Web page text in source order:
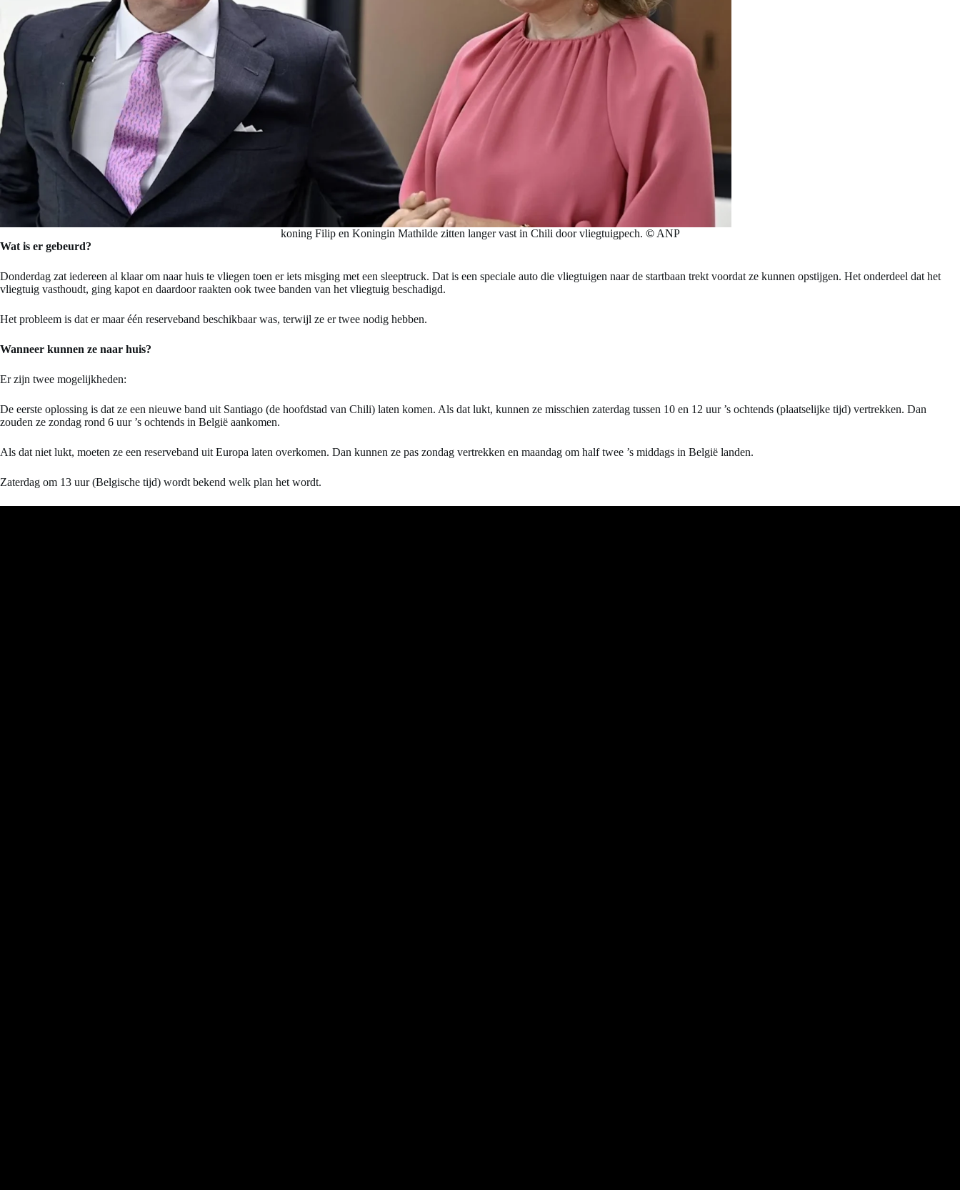
koning Filip en Koningin Mathilde zitten langer vast in Chili door vliegtuigpech. ©ANP
Wat is er gebeurd?
Donderdag zat iedereen al klaar om naar huis te vliegen toen er iets misging met een sleeptruck. Dat is een speciale auto die vliegtuigen naar de startbaan trekt voordat ze kunnen opstijgen. Het onderdeel dat het
vliegtuig vasthoudt, ging kapot en daardoor raakten ook twee banden van het vliegtuig beschadigd.
Het probleem is dat er maar één reserveband beschikbaar was, terwijl ze er twee nodig hebben.
Wanneer kunnen ze naar huis?
Er zijn twee mogelijkheden:
De eerste oplossing is dat ze een nieuwe band uit Santiago (de hoofdstad van Chili) laten komen. Als dat lukt, kunnen ze misschien zaterdag tussen 10 en 12 uur ’s ochtends (plaatselijke tijd) vertrekken. Dan
zouden ze zondag rond 6 uur ’s ochtends in België aankomen.
Als dat niet lukt, moeten ze een reserveband uit Europa laten overkomen. Dan kunnen ze pas zondag vertrekken en maandag om half twee ’s middags in België landen.
Zaterdag om 13 uur (Belgische tijd) wordt bekend welk plan het wordt.